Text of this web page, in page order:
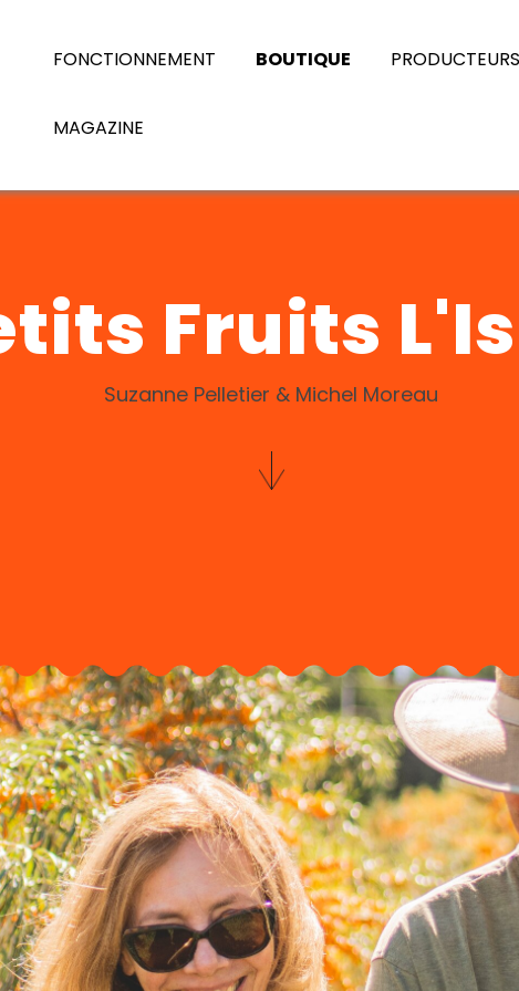
FONCTIONNEMENT BOUTIQUE PRODUCTEURS
MAGAZINE
Fruits
Suzanne Pelletier & Michel Moreau